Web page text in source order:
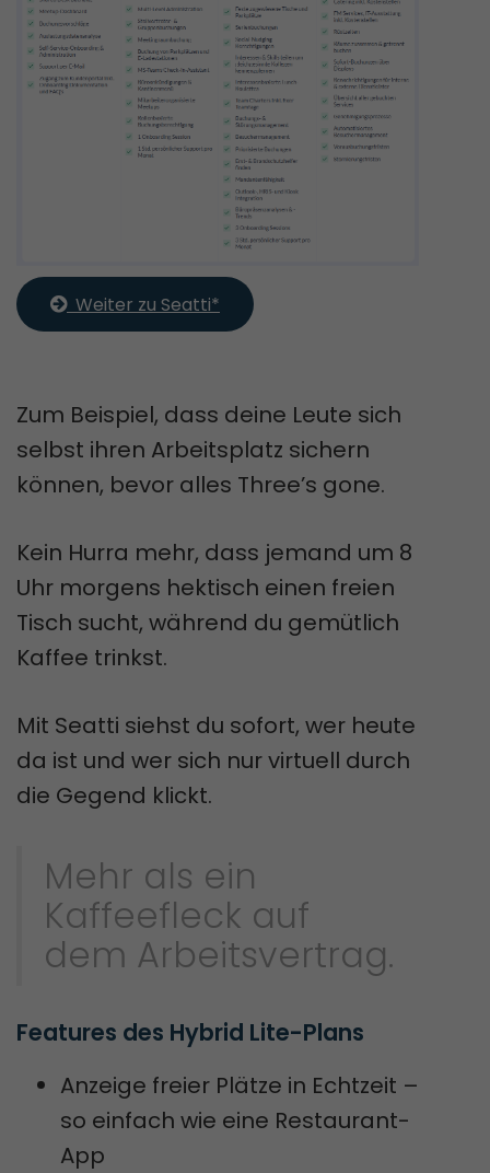
  Weiter zu Seatti*
Zum Beispiel, dass deine Leute sich
selbst ihren Arbeitsplatz sichern
können, bevor alles Three’s gone.
Kein Hurra mehr, dass jemand um 8
Uhr morgens hektisch einen freien
Tisch sucht, während du gemütlich
Kaffee trinkst.
Mit Seatti siehst du sofort, wer heute
da ist und wer sich nur virtuell durch
die Gegend klickt.
Mehr als ein
Kaffeefleck auf
dem Arbeitsvertrag.
Features des Hybrid Lite-Plans
Anzeige freier Plätze in Echtzeit –
so einfach wie eine Restaurant-
App